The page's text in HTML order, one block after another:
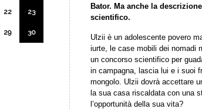
Bator. Ma anche la
scientifico.
Ulzii è un adolescente povero
iurte, le case mobili dei nomadi
un concorso scientifico per
in campagna, lascia lui e i suoi
mongolo. Ulzii dovrà accettare
la sua casa riscaldata con una
l’opportunità della sua vita?
22 23
29 30